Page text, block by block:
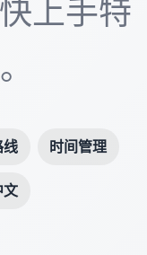
上手特
线 时间管理
文